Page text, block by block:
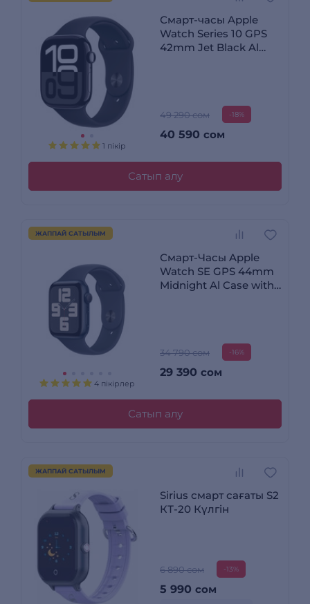
1 пікір
Смарт-часы Apple
Watch Series 10 GPS
42mm Jet Black Al
49 290 сом -18%
40 590 сом
Сатып алу
ЖАППАЙ САТЫЛЫМ
4 пікірлер
Смарт-Часы Apple
Watch SE GPS 44mm
Midnight Al Case with
34 790 сом -16%
29 390 сом
Сатып алу
ЖАППАЙ САТЫЛЫМ
Sirius смарт сағаты S2
КТ-20 Күлгін
6 890 сом -13%
5 990 сом